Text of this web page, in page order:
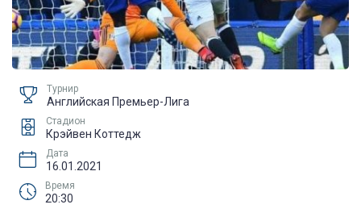
Турнир
Английская Премьер-Лига
Стадион
Крэйвен Коттедж
Дата
16.01.2021
Время
20:30